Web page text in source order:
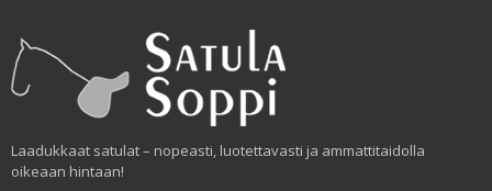
Laadukkaat satulat – nopeasti, luotettavasti ja ammattitaidolla
oikeaan hintaan!